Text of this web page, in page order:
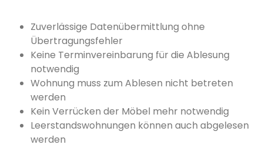
Zuverlässige Datenübermittlung ohne
Übertragungsfehler
Keine Terminvereinbarung für die Ablesung
notwendig
Wohnung muss zum Ablesen nicht betreten
werden
Kein Verrücken der Möbel mehr notwendig
Leerstandswohnungen können auch abgelesen
werden